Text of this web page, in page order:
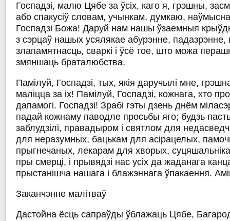
Госпадзі, малю Цябе за ўсіх, каго я, грэшны,
або спакусіў словам, учынкам, думкаю, наўмысна
Госпадзі Божа! Даруй нам нашы ўзаемныя
з сэрцаў нашых усялякае абурэнне, падазрэнне,
злапамятнасць, сваркі і ўсё тое, што можа
змяншаць браталюбства.
Памілуй, Госпадзі, тых, якія даручылі мне,
маліцца за іх! Памілуй, Госпадзі, кожнага, хто
дапамогі. Госпадзі! Зрабі гэты дзень днём
падай кожнаму паводле просьбы яго; будзь
заблудзілі, правадыром і святлом для
для неразумных, бацькам для асірацелых,
прыгнечаных, лекарам для хворых,
пры смерці, і прывядзі нас усіх да жаданага
прыстанішча нашага і блажэннага ўпакаення.
Заканчэнне малітваў
Дастойна ёсць сапраўды ўблажаць Цябе,